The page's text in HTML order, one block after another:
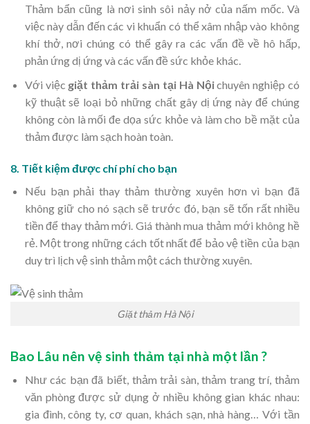
Thảm bẩn cũng là nơi sinh sôi nảy nở của nấm mốc. Và
việc này dẫn đến các vi khuẩn có thể xâm nhập vào không
khí thở, nơi chúng có thể gây ra các vấn đề về hô hấp,
phản ứng dị ứng và các vấn đề sức khỏe khác.
Với việc giặt thảm trải sàn tại Hà Nộichuyên nghiệp có
kỹ thuật sẽ loại bỏ những chất gây dị ứng này để chúng
không còn là mối đe dọa sức khỏe và làm cho bề mặt của
thảm được làm sạch hoàn toàn.
8. Tiết kiệm được chí phí cho bạn
Nếu bạn phải thay thảm thường xuyên hơn vì bạn đã
không giữ cho nó sạch sẽ trước đó, bạn sẽ tốn rất nhiều
tiền để thay thảm mới. Giá thành mua thảm mới không hề
rẻ. Một trong những cách tốt nhất để bảo vệ tiền của bạn
duy trì lịch vệ sinh thảm một cách thường xuyên.
Giặt thảm Hà Nội
Bao Lâu nên vệ sinh thảm tại nhà một lần ?
Như các bạn đã biết, thảm trải sàn, thảm trang trí, thảm
văn phòng được sử dụng ở nhiều không gian khác nhau:
gia đình, công ty, cơ quan, khách sạn, nhà hàng… Với tần